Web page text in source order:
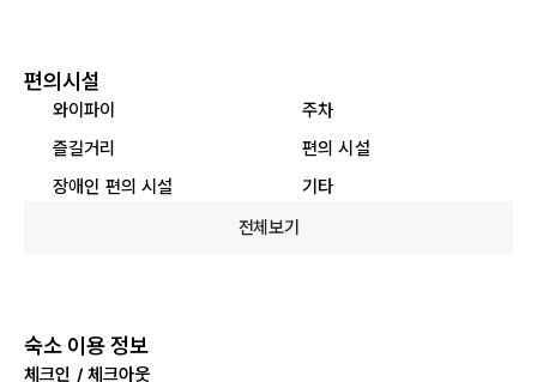
편의시설
와이파이
주차
즐길거리
편의 시설
장애인 편의 시설
기타
전체보기
숙소 이용 정보
체크인 / 체크아웃